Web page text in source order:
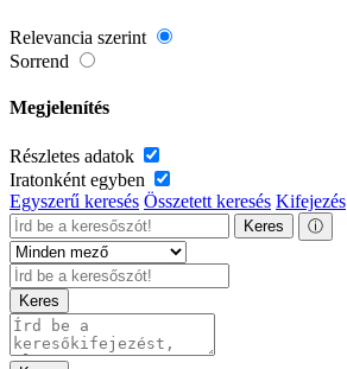
Relevancia szerint
Sorrend
Megjelenítés
Részletes adatok
Iratonként egyben
Egyszerű keresés Összetett keresés Kifejezés
Keres ⓘ
Keres